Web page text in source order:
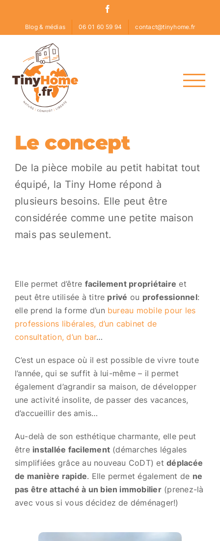
content
Blog & médias 06 01 60 59 94 contact@tinyhome.fr
Le concept
De la pièce mobile au petit habitat tout
équipé, la Tiny Home répond à
plusieurs besoins. Elle peut être
considérée comme une petite maison
mais pas seulement.
Elle permet d’être facilement propriétaire et
peut être utilisée à titre privé ou professionnel:
elle prend la forme d’un bureau mobile pour les
professions libérales, d’un cabinet de
consultation, d’un bar…
C’est un espace où il est possible de vivre toute
l’année, qui se suffit à lui-même – il permet
également d’agrandir sa maison, de développer
une activité insolite, de passer des vacances,
d’accueillir des amis…
Au-delà de son esthétique charmante, elle peut
être installée facilement (démarches légales
simplifiées grâce au nouveau CoDT) etdéplacée
de manière rapide. Elle permet également de ne
pas être attaché à un bien immobilier(prenez-là
avec vous si vous décidez de déménager!)